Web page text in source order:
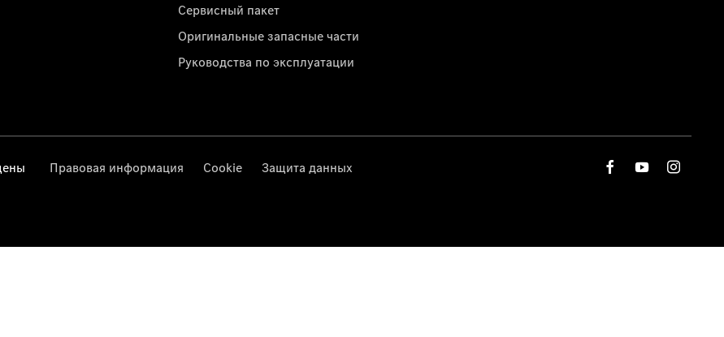
Сервисный пакет
Оригинальные запасные части
Руководства по эксплуатации
Правовая информация Cookie Защита данных